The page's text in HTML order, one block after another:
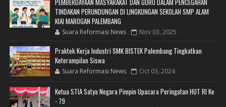
PEMBERDAYAAN MASYARAKAT DAN GURU DALAM PENCEGAHAN
TINDAKAN PERUNDUNGAN DI LINGKUNGAN SEKOLAH SMP ALAM
KIAI MAROGAN PALEMBANG
Suara Reformasi News Nov 03, 2025
Praktek Kerja Industri SMK BISTEK Palembang Tingkatkan
Keterampilan Siswa
Suara Reformasi News Oct 03, 2024
Ketua STIA Satya Negara Pimpin Upacara Peringatan HUT RI Ke
- 79